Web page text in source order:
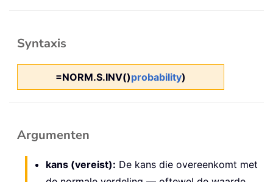
Syntaxis
=NORM.S.INV()probability)
Argumenten
kans (vereist): De kans die overeenkomt met